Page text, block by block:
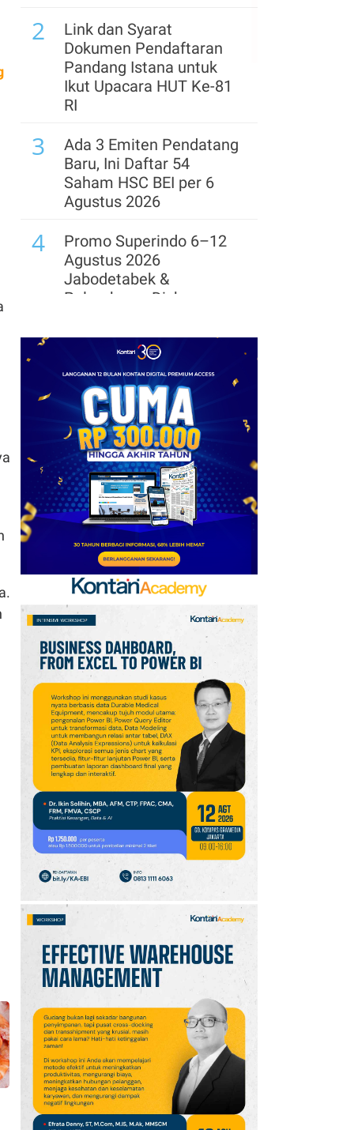
6
Investasi Industri TPT
Diproyeksi Mampu
Menyerap Sekitar 9.800
Tenaga Kerja
2
Link dan Syarat
Dokumen Pendaftaran
Pandang Istana untuk
Ikut Upacara HUT Ke-81
RI
3
Ada 3 Emiten Pendatang
Baru, Ini Daftar 54
Saham HSC BEI per 6
Agustus 2026
4
Promo Superindo 6–12
Agustus 2026
Jabodetabek &
Palembang, Diskon
Promo Super Hemat
Indomaret 6–19 Agustus
2026, Diskon Kebutuhan
Rumah hingga 40%
6
Prediksi Persib vs
Persebaya di Final Piala
Presiden 2026: Susunan
Pemain & Skor
Jadwal Persija vs Arema
FC Perebutan Juara 3
Piala Presiden 2026,
Kick-off Sore Ini
8
Simak Prakiraan Cuaca
Jawa Barat Kamis (6/8):
Waspada Hujan Ringan
di 3 Wilayah
Intip Prakiraan Cuaca
Sumsel Kamis (6/8):
Hujan Ringan
Mendominasi, Siapkan
Payung!